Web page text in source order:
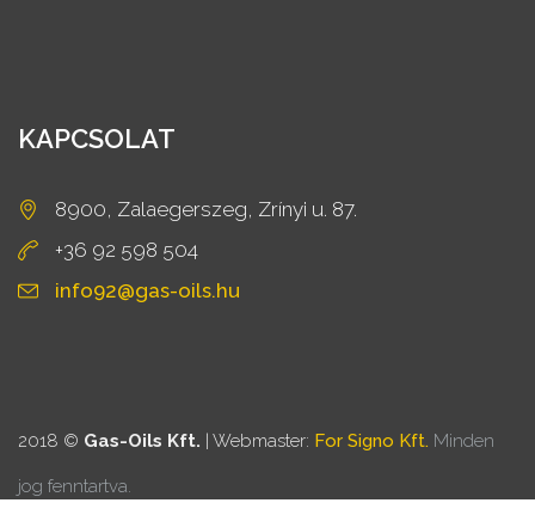
KAPCSOLAT
8900, Zalaegerszeg, Zrínyi u. 87.
+36 92 598 504
info92@gas-oils.hu
2018 © Gas-Oils Kft. | Webmaster: For Signo Kft. Minden
jog fenntartva.